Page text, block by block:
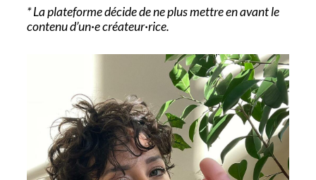
* La plateforme décide de ne plus mettre en avant le
contenu d’un·e créateur·rice.